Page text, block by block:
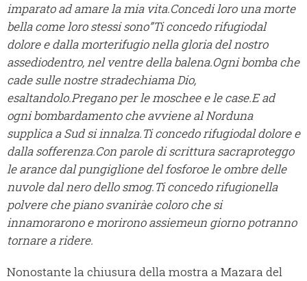
imparato ad amare la mia vita.Concedi loro una morte
bella come loro stessi sono”Ti concedo rifugiodal
dolore e dalla morterifugio nella gloria del nostro
assediodentro, nel ventre della balena.Ogni bomba che
cade sulle nostre stradechiama Dio,
esaltandolo.Pregano per le moschee e le case.E ad
ogni bombardamento che avviene al Norduna
supplica a Sud si innalza.Ti concedo rifugiodal dolore e
dalla sofferenza.Con parole di scrittura sacraproteggo
le arance dal pungiglione del fosforoe le ombre delle
nuvole dal nero dello smog.Ti concedo rifugionella
polvere che piano svaniràe coloro che si
innamorarono e morirono assiemeun giorno potranno
tornare a ridere.
Nonostante la chiusura della mostra a Mazara del